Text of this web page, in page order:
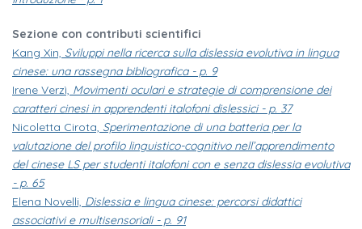
Sezione con contributi scientifici
Kang Xin, Sviluppi nella ricerca sulla dislessia evolutiva in lingua
cinese: una rassegna bibliografica - p. 9
Irene Verzì, Movimenti oculari e strategie di comprensione dei
caratteri cinesi in apprendenti italofoni dislessici - p. 37
Nicoletta Cirota, Sperimentazione di una batteria per la
valutazione del profilo linguistico-cognitivo nell’apprendimento
del cinese LS per studenti italofoni con e senza dislessia evolutiva
- p. 65
Elena Novelli, Dislessia e lingua cinese: percorsi didattici
associativi e multisensoriali - p. 91